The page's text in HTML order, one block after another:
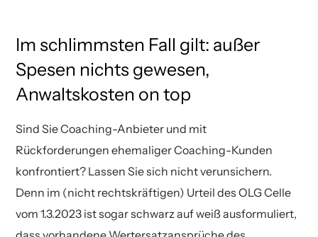
Im schlimmsten Fall gilt: außer
Spesen nichts gewesen,
Anwaltskosten on top
Sind Sie Coaching-Anbieter und mit
Rückforderungen ehemaliger Coaching-Kunden
konfrontiert? Lassen Sie sich nicht verunsichern.
Denn im (nicht rechtskräftigen) Urteil des OLG Celle
vom 1.3.2023 ist sogar schwarz auf weiß ausformuliert,